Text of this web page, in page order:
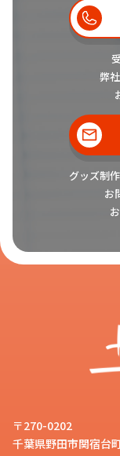
弊
グッズ制
お
〒270-0202
千葉県野田市関宿台